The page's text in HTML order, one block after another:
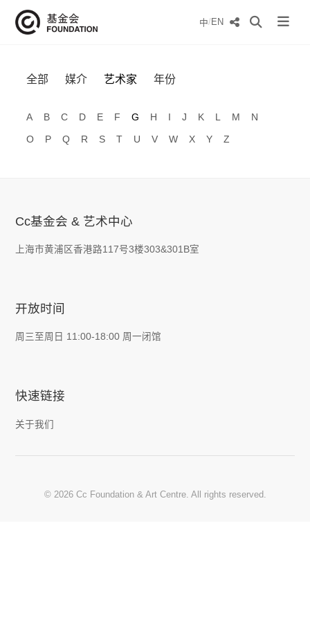
中/EN
全部 媒介 艺术家
A B C D E F G H I J K L M
N
O
P Q R S T U V W X Y Z
年份
Cc基金会 & 艺术中心
上海市黄浦区香港路117号3楼303&301B室
开放时间
周三至周日 11:00-18:00 周一闭馆
快速链接
关于我们
© 2026 Cc Foundation & Art Centre. All rights reserved.